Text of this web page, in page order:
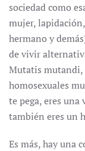
sociedad como
mujer,
hermano y
de vivir
Mutatis mutandi,
homosexuales
te pega, eres
también eres un
Es más, hay una